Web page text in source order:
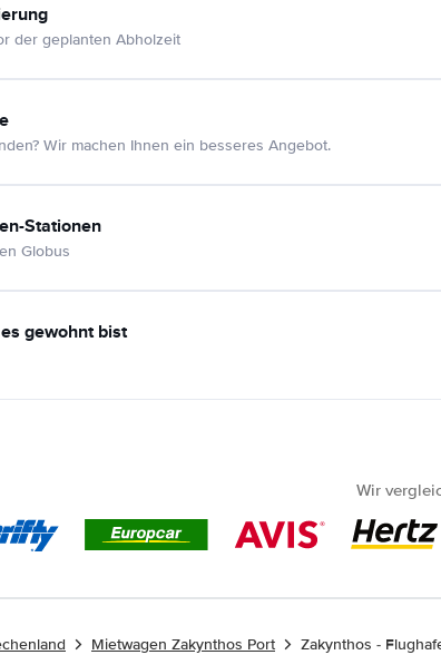
der geplanten Abholzeit
Wir machen Ihnen ein besseres Angebot.
Stationen
Globus
gewohnt bist
Wir
Mietwagen Zakynthos Port Zakynthos -